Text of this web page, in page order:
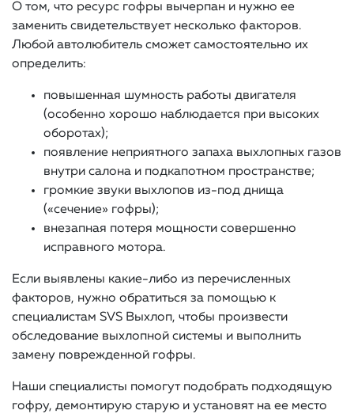
О том, что ресурс гофры вычерпан и нужно ее
заменить свидетельствует несколько факторов.
Любой автолюбитель сможет самостоятельно их
определить:
повышенная шумность работы двигателя
(особенно хорошо наблюдается при высоких
оборотах);
появление неприятного запаха выхлопных газов
внутри салона и подкапотном пространстве;
громкие звуки выхлопов из-под днища
(«сечение» гофры);
внезапная потеря мощности совершенно
исправного мотора.
Если выявлены какие-либо из перечисленных
факторов, нужно обратиться за помощью к
специалистам SVS Выхлоп, чтобы произвести
обследование выхлопной системы и выполнить
замену поврежденной гофры.
Наши специалисты помогут подобрать подходящую
гофру, демонтирую старую и установят на ее место